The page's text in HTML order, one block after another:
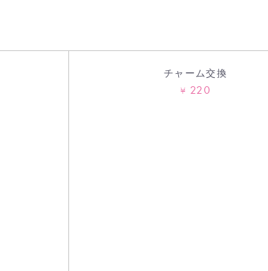
チャーム交換
¥ 220